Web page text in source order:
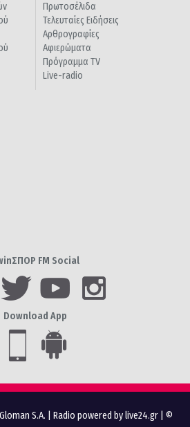
Πρωτοσέλιδα
Τελευταίες Ειδήσεις
Αρθρογραφίες
Αφιερώματα
Πρόγραμμα TV
Live-radio
FM Social
Download App
S.A. Radio powered by live24.gr | ©